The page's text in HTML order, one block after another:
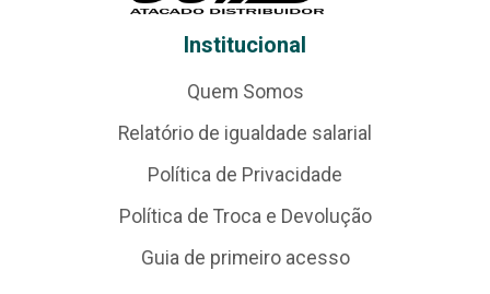
Institucional
Quem Somos
Relatório de igualdade salarial
Política de Privacidade
Política de Troca e Devolução
Guia de primeiro acesso